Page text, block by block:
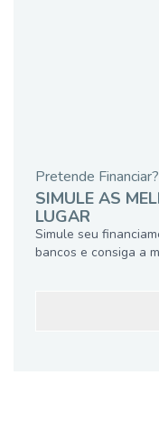
Pretende Financiar?
SIMULE AS
LUGAR
Simule seu
bancos e consiga a